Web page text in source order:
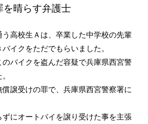
晴らす弁護士
高校生Ａは、卒業した中学校の先輩
イクをただでもらいました。
バイクを盗んだ容疑で兵庫県西宮警
譲受けの罪で、兵庫県西宮警察署に
にオートバイを譲り受けた事を主張